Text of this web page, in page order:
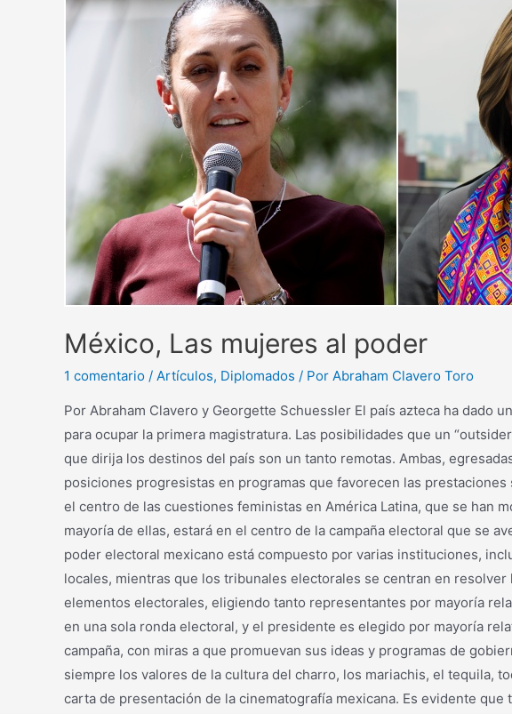
México, Las mujeres al poder
1 comentario / Artículos, Diplomados / Por Abraham Clavero Toro
Por Abraham Clavero y Georgette Schuessler El país azteca ha
para ocupar la primera magistratura. Las posibilidades que un
que dirija los destinos del país son un tanto remotas. Ambas,
posiciones progresistas en programas que favorecen las
el centro de las cuestiones feministas en América Latina, que se han
mayoría de ellas, estará en el centro de la campaña electoral que se
poder electoral mexicano está compuesto por varias instituciones,
locales, mientras que los tribunales electorales se centran en
elementos electorales, eligiendo tanto representantes por mayoría
en una sola ronda electoral, y el presidente es elegido por mayoría
campaña, con miras a que promuevan sus ideas y programas de
siempre los valores de la cultura del charro, los mariachis, el tequila,
carta de presentación de la cinematografía mexicana. Es evidente